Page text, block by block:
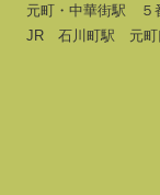
元町・中華街駅
JR 石川町駅 元町